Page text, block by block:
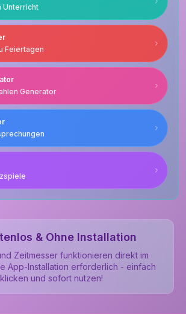
Unterricht
Feiertagen
Generator
& Ohne Installation
Zeitmesser funktionieren direkt im
App-Installation erforderlich - einfach
klicken und sofort nutzen!